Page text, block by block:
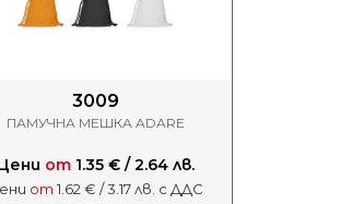
3009
ПАМУЧНА МЕШКА ADARE
от1.35 € / 2.64 лв.
от 1.62 € / 3.17 лв. с ДДС